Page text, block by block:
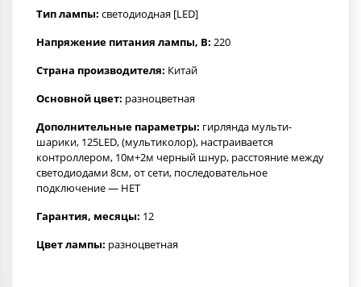
Тип лампы: светодиодная [LED]
Напряжение питания лампы, В: 220
Страна производителя: Китай
Основной цвет: разноцветная
Дополнительные параметры: гирлянда мульти-
шарики, 125LED, (мультиколор), настраивается
контроллером, 10м+2м черный шнур, расстояние между
светодиодами 8см, от сети, последовательное
подключение — НЕТ
Гарантия, месяцы: 12
Цвет лампы: разноцветная